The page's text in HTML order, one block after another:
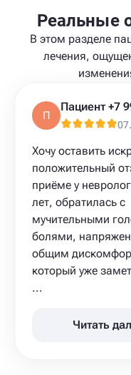
Реальные
В этом разделе
лечения,
П
Хочу оставить
положительный
приёме у
лет, обратилась с
мучительными
болями,
общим
который уже
...
Читать